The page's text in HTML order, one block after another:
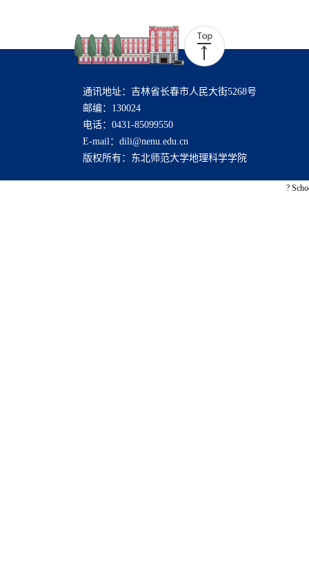
通讯地址：吉林省长春市人民大街5268号
邮编：130024
电话：0431-85099550
E-mail：dili@nenu.edu.cn
版权所有：东北师范大学地理科学学院
?